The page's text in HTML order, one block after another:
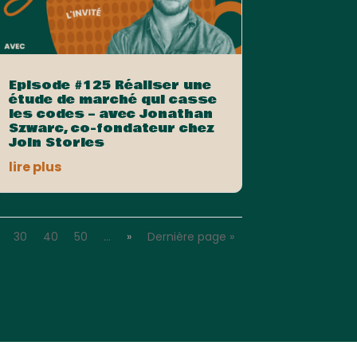
Episode #125 Réaliser une
étude de marché qui casse
les codes – avec Jonathan
Szwarc, co-fondateur chez
Join Stories
lire plus
30 40 50 … » Dernière page »